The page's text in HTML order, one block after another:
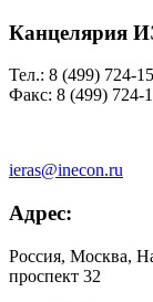
Канцелярия
Тел.: 8 (499) 724-
Факс: 8 (499) 724-
ieras@inecon.ru
Адрес:
Россия, Москва,
проспект 32